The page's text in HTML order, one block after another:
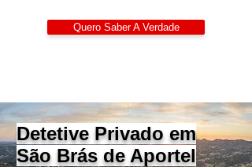
Quero Saber A Verdade
Detetive Privado em
São Brás de Aportel